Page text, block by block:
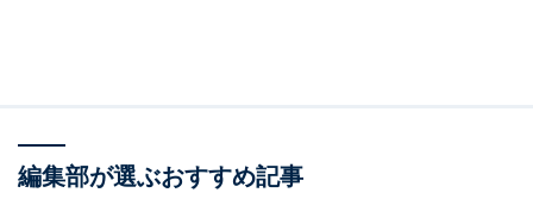
編集部が選ぶおすすめ記事